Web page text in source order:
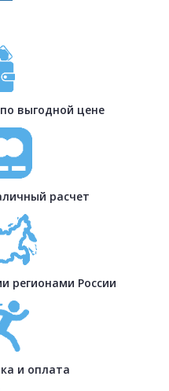
выгодной цене
расчет
регионами России
и оплата